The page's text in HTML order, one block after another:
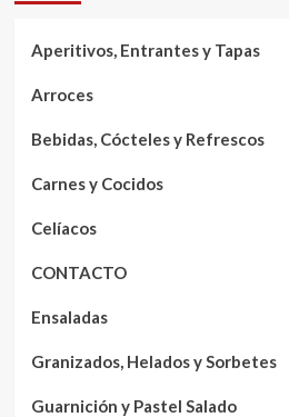
Aperitivos, Entrantes y Tapas
Arroces
Bebidas, Cócteles y Refrescos
Carnes y Cocidos
Celíacos
CONTACTO
Ensaladas
Granizados, Helados y Sorbetes
Guarnición y Pastel Salado